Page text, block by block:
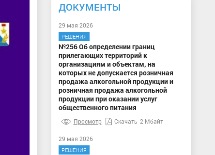
ДОКУМЕНТЫ
29 мая 2026
РЕШЕНИЯ
№256 Об определении границ
прилегающих территорий к
организациям и объектам, на
которых не допускается розничная
продажа алкогольной продукции и
розничная продажа алкогольной
продукции при оказании услуг
общественного питания
Просмотр Скачать 2 Мбайт
29 мая 2026
РЕШЕНИЯ